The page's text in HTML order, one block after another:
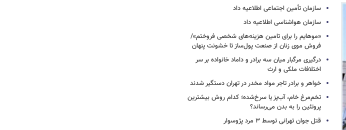
سازمان تأمین اجتماعی اطلاعیه داد
سازمان هواشناسی اطلاعیه داد
«موهایم را برای تامین هزینه‌های شخصی فروختم»/
فروش موی زنان از صنعت پول‌ساز تا خشونت پنهان
درگیری مرگبار میان سه برادر و داماد خانواده بر سر
اختلافات ملکی و ارث
خواهر و برادر تاجر مواد مخدر در تهران دستگیر شدند
تخم‌مرغ خام، آب‌پز یا سرخ‌شده؛ کدام روش بیشترین
پروتئین را به بدن می‌رساند؟
قتل جوان تهرانی توسط ۳ مرد پژوسوار